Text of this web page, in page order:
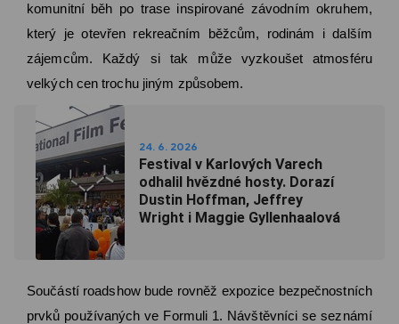
komunitní běh po trase inspirované závodním okruhem,
který je otevřen rekreačním běžcům, rodinám i dalším
zájemcům. Každý si tak může vyzkoušet atmosféru
velkých cen trochu jiným způsobem.
24. 6. 2026
Festival v Karlových Varech
odhalil hvězdné hosty. Dorazí
Dustin Hoffman, Jeffrey
Wright i Maggie Gyllenhaalová
Součástí roadshow bude rovněž expozice bezpečnostních
prvků používaných ve Formuli 1. Návštěvníci se seznámí